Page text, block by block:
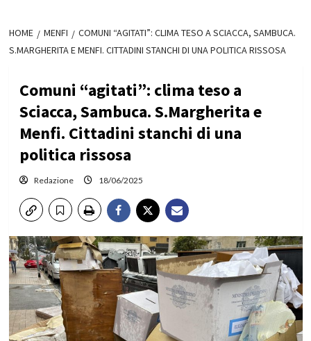
HOME MENFI
COMUNI “AGITATI”: CLIMA TESO A SCIACCA, SAMBUCA.
S.MARGHERITA E MENFI. CITTADINI STANCHI DI UNA POLITICA RISSOSA
Comuni “agitati”: clima teso a
Sciacca, Sambuca. S.Margherita e
Menfi. Cittadini stanchi di una
politica rissosa
Redazione 18/06/2025